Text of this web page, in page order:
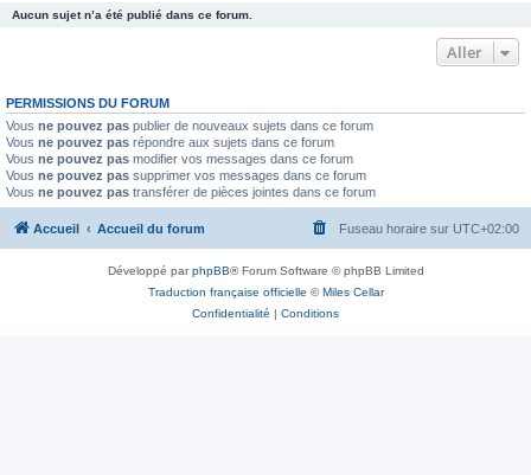
Aucun sujet n’a été publié dans ce forum.
Aller
PERMISSIONS DU FORUM
Vous ne pouvez pas publier de nouveaux sujets dans ce forum
Vous ne pouvez pas répondre aux sujets dans ce forum
Vous ne pouvez pas modifier vos messages dans ce forum
Vous ne pouvez pas supprimer vos messages dans ce forum
Vous ne pouvez pas transférer de pièces jointes dans ce forum
Accueil Accueil du forum Fuseau horaire sur UTC+02:00
Développé parphpBB® Forum Software © phpBB Limited
Traduction française officielle ©Miles Cellar
Confidentialité | Conditions